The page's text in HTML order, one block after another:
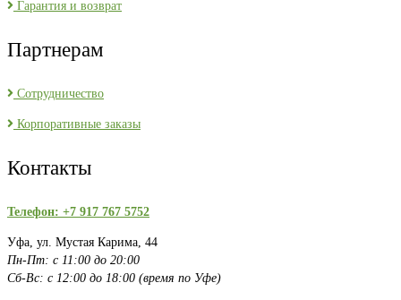
Гарантия и возврат
Партнерам
Сотрудничество
Корпоративные заказы
Контакты
Телефон: +7 917 767 5752
Уфа, ул. Мустая Карима, 44
Пн-Пт: с 11:00 до 20:00
Сб-Вс: с 12:00 до 18:00 (время по Уфе)